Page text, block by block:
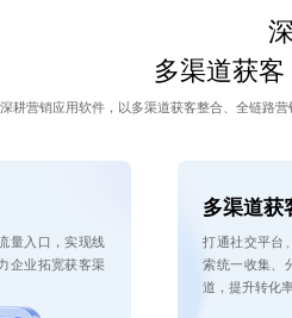
多渠道获客
耕营销应用软件，以多渠道获客整合、全链路
量入口，实现线
企业拓宽获客渠
多渠道获
打通社交平台
索统一收集、
道，提升转化率